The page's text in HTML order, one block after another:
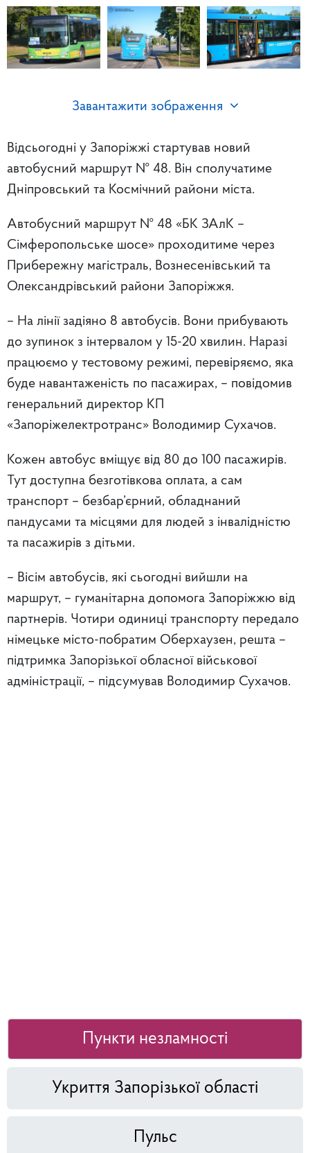
Завантажити зображення
Відсьогодні у Запоріжжі стартував новий
автобусний маршрут № 48. Він сполучатиме
Дніпровський та Космічний райони міста.
Автобусний маршрут № 48 «БК ЗАлК –
Сімферопольське шосе» проходитиме через
Прибережну магістраль, Вознесенівський та
Олександрівський райони Запоріжжя.
– На лінії задіяно 8 автобусів. Вони прибувають
до зупинок з інтервалом у 15-20 хвилин. Наразі
працюємо у тестовому режимі, перевіряємо, яка
буде навантаженість по пасажирах, – повідомив
генеральний директор КП
«Запоріжелектротранс» Володимир Сухачов.
Кожен автобус вміщує від 80 до 100 пасажирів.
Тут доступна безготівкова оплата, а сам
транспорт – безбар’єрний, обладнаний
пандусами та місцями для людей з інвалідністю
та пасажирів з дітьми.
– Вісім автобусів, які сьогодні вийшли на
маршрут, – гуманітарна допомога Запоріжжю від
партнерів. Чотири одиниці транспорту передало
німецьке місто-побратим Оберхаузен, решта –
підтримка Запорізької обласної військової
адміністрації, – підсумував Володимир Сухачов.
Пункти незламності
Укриття Запорізької області
Пульс